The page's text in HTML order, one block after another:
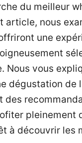
du meilleur
article, nous
une
Nous vous
dégustation de
des
pleinement
à découvrir les